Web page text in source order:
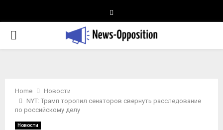
PRIMARY
Home
Новости
NYT: Трамп торопил сенаторов свернуть расследование
по российскому делу
Новости